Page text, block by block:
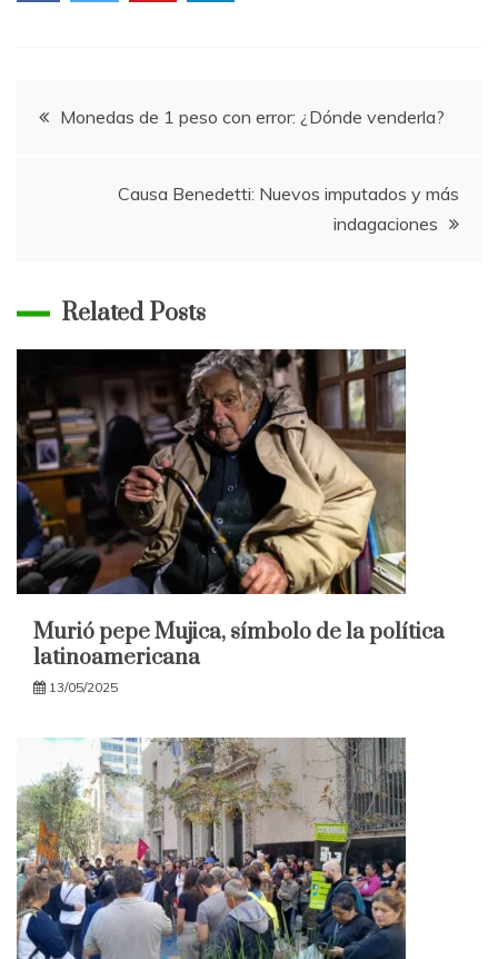
Navegación
Monedas de 1 peso con error: ¿Dónde venderla?
Causa Benedetti: Nuevos imputados y más
indagaciones
Related Posts
Murió pepe Mujica, símbolo de la política
latinoamericana
13/05/2025